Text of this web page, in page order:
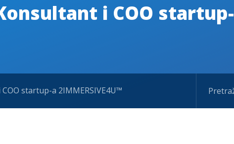
i COO startup-
startup-a 2IMMERSIVE4U™